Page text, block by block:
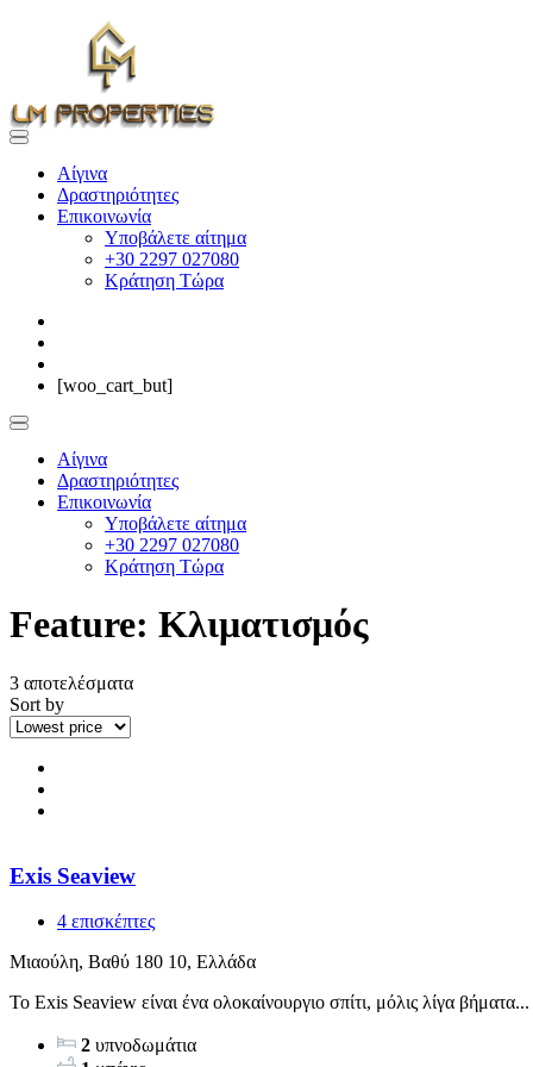
Αίγινα
Δραστηριότητες
Επικοινωνία
Υποβάλετε αίτημα
+30 2297 027080
Κράτηση Τώρα
[woo_cart_but]
Αίγινα
Δραστηριότητες
Επικοινωνία
Υποβάλετε αίτημα
+30 2297 027080
Κράτηση Τώρα
Feature: Κλιματισμός
3 αποτελέσματα
Sort by
Exis Seaview
4 επισκέπτες
Μιαούλη, Βαθύ 180 10, Ελλάδα
Το Exis Seaview είναι ένα ολοκαίνουργιο σπίτι, μόλις λίγα βήματα...
2 υπνοδωμάτια